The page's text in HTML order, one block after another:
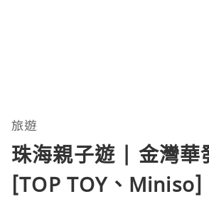
旅遊
珠海親子遊 | 金灣華
[TOP TOY、Miniso]